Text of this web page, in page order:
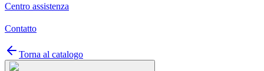
Centro assistenza
Contatto
Torna al catalogo